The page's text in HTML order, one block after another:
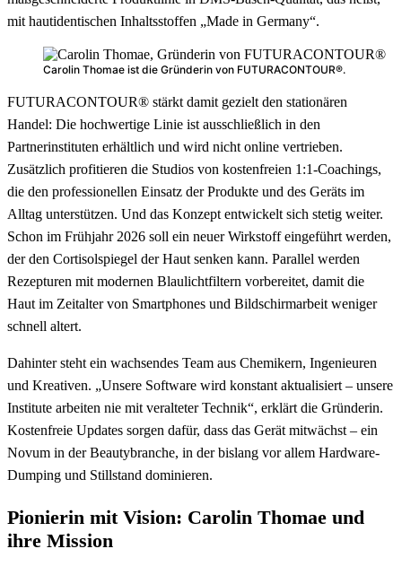
mit hautidentischen Inhaltsstoffen „Made in Germany“.
Carolin Thomae ist die Gründerin von FUTURACONTOUR®.
FUTURACONTOUR® stärkt damit gezielt den stationären
Handel: Die hochwertige Linie ist ausschließlich in den
Partnerinstituten erhältlich und wird nicht online vertrieben.
Zusätzlich profitieren die Studios von kostenfreien 1:1-Coachings,
die den professionellen Einsatz der Produkte und des Geräts im
Alltag unterstützen. Und das Konzept entwickelt sich stetig weiter.
Schon im Frühjahr 2026 soll ein neuer Wirkstoff eingeführt werden,
der den Cortisolspiegel der Haut senken kann. Parallel werden
Rezepturen mit modernen Blaulichtfiltern vorbereitet, damit die
Haut im Zeitalter von Smartphones und Bildschirmarbeit weniger
schnell altert.
Dahinter steht ein wachsendes Team aus Chemikern, Ingenieuren
und Kreativen. „Unsere Software wird konstant aktualisiert – unsere
Institute arbeiten nie mit veralteter Technik“, erklärt die Gründerin.
Kostenfreie Updates sorgen dafür, dass das Gerät mitwächst – ein
Novum in der Beautybranche, in der bislang vor allem Hardware-
Dumping und Stillstand dominieren.
Pionierin mit Vision: Carolin Thomae und
ihre Mission